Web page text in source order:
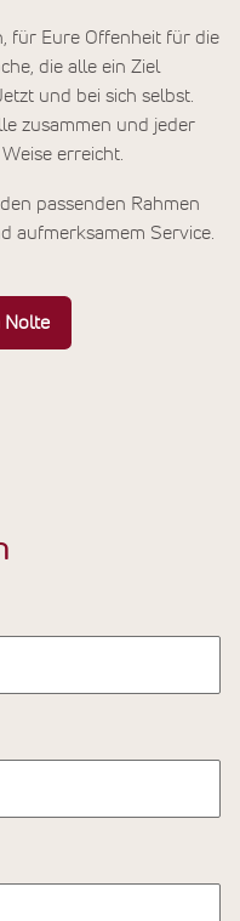
für Eure Offenheit für die
die alle ein Ziel
und bei sich selbst.
zusammen und jeder
erreicht.
passenden Rahmen
aufmerksamem Service.
Nolte